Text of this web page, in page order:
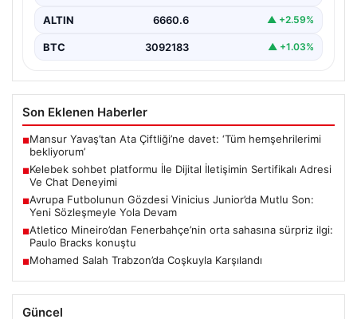
ALTIN 6660.6 ▲ +2.59%
BTC 3092183 ▲ +1.03%
Son Eklenen Haberler
■Mansur Yavaş’tan Ata Çiftliği’ne davet: ‘Tüm hemşehrilerimi
bekliyorum’
■Kelebek sohbet platformu İle Dijital İletişimin Sertifikalı Adresi
Ve Chat Deneyimi
■Avrupa Futbolunun Gözdesi Vinicius Junior’da Mutlu Son:
Yeni Sözleşmeyle Yola Devam
■Atletico Mineiro’dan Fenerbahçe’nin orta sahasına sürpriz ilgi:
Paulo Bracks konuştu
■Mohamed Salah Trabzon’da Coşkuyla Karşılandı
Güncel